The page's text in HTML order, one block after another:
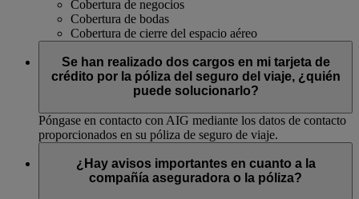
Cobertura de negocios
Cobertura de bodas
Cobertura de cierre del espacio aéreo
Se han realizado dos cargos en mi tarjeta de
crédito por la póliza del seguro del viaje, ¿quién
puede solucionarlo?
Póngase en contacto con AIG mediante los datos de contacto
proporcionados en su póliza de seguro de viaje.
¿Hay avisos importantes en cuanto a la
compañía aseguradora o la póliza?